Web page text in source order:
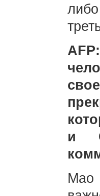
и
Мао